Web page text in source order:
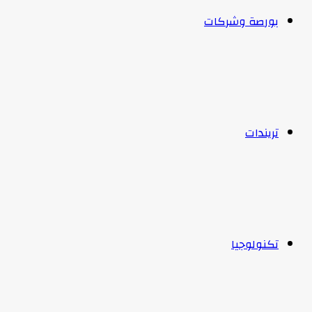
بورصة وشركات
تريندات
تكنولوجيا